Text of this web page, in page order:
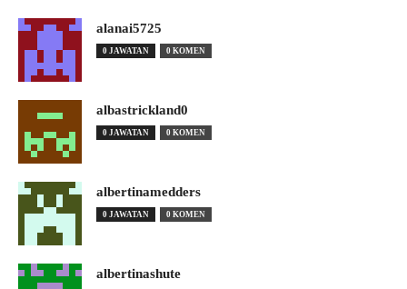
alanai5725
0 JAWATAN 0 KOMEN
albastrickland0
0 JAWATAN 0 KOMEN
albertinamedders
0 JAWATAN 0 KOMEN
albertinashute